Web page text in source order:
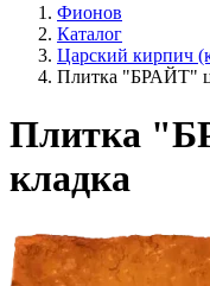
Фионов
Каталог
Царский кирпич
Плитка "БРАЙТ"
Плитка
кладка